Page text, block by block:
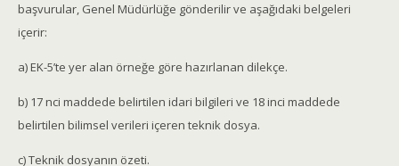
başvurular, Genel Müdürlüğe gönderilir ve aşağıdaki belgeleri
içerir:
a) EK-5’te yer alan örneğe göre hazırlanan dilekçe.
b) 17 nci maddede belirtilen idari bilgileri ve 18 inci maddede
belirtilen bilimsel verileri içeren teknik dosya.
c) Teknik dosyanın özeti.